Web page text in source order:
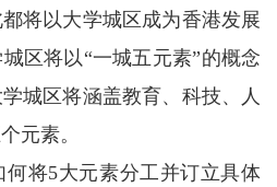
将以大学城区成为香港发展
区将以“一城五元素”的概念
城区将涵盖教育、科技、人
元素。
将5大元素分工并订立具体